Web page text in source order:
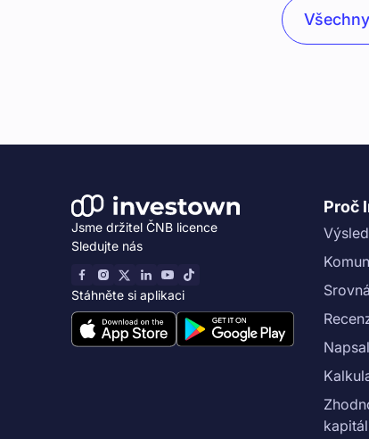
Jsme držitel ČNB licence
Sledujte nás
Stáhněte si aplikaci
Proč